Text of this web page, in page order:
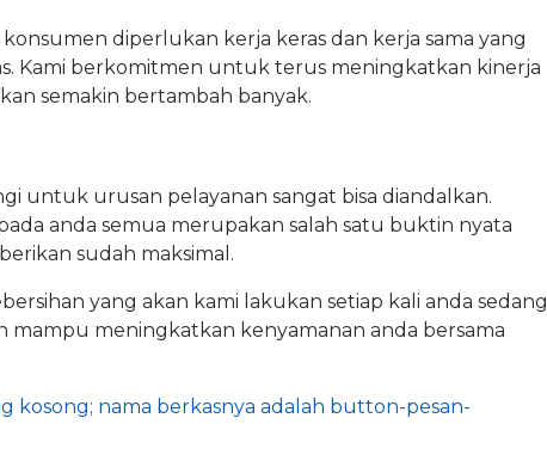
diperlukan kerja keras dan kerja sama yang
Kami berkomitmen untuk terus meningkatkan kinerja
semakin bertambah banyak.
untuk urusan pelayanan sangat bisa diandalkan.
anda semua merupakan salah satu buktin nyata
sudah maksimal.
yang akan kami lakukan setiap kali anda sedang
meningkatkan kenyamanan anda bersama